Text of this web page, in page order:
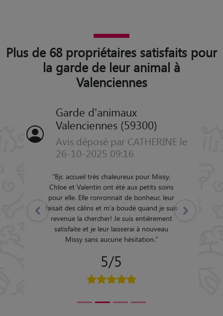
Plus de 68 propriétaires satisfaits pour
la garde de leur animal à
Valenciennes
Garde d'animaux
Valenciennes (59300)
Avis déposé par CATHERINE le
26-10-2025 09:16
"Bjr, accueil très chaleureux pour Missy.
Chloe et Valentin ont été aux petits soins
pour elle. Elle ronronnait de bonheur, leur
faisait des câlins et m'a boudé quand je suis
revenue la chercher! Je suis entièrement
satisfaite et je leur laisserai à nouveau
Missy sans aucune hésitation."
5/5
Précédent Suivant